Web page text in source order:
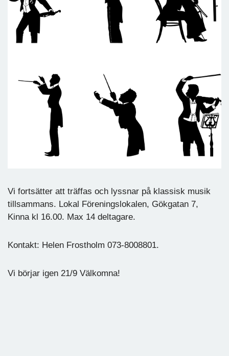
Vi fortsätter att träffas och lyssnar på klassisk musik
tillsammans. Lokal Föreningslokalen, Gökgatan 7,
Kinna kl 16.00. Max 14 deltagare.
Kontakt: Helen Frostholm 073-8008801.
Vi börjar igen 21/9 Välkomna!